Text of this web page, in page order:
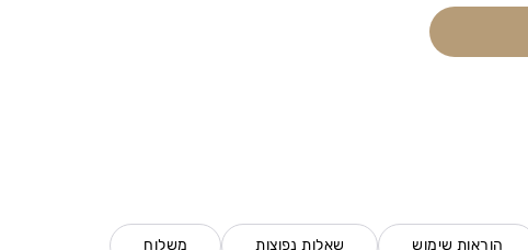
הוראות שימוש שאלות נפוצות משלוח